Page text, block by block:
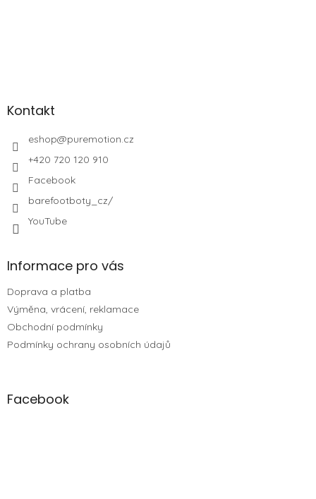
Kontakt
eshop@puremotion.cz
+420 720 120 910
Facebook
barefootboty_cz/
YouTube
Informace pro vás
Doprava a platba
Výměna, vrácení, reklamace
Obchodní podmínky
Podmínky ochrany osobních údajů
Facebook